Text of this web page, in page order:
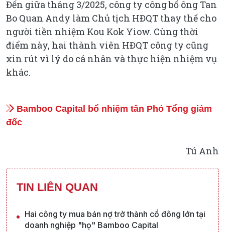
Đến giữa tháng 3/2025, công ty công bố ông Tan
Bo Quan Andy làm Chủ tịch HĐQT thay thế cho
người tiền nhiệm Kou Kok Yiow. Cùng thời
điểm này, hai thành viên HĐQT công ty cũng
xin rút vì lý do cá nhân và thực hiện nhiệm vụ
khác.
Bamboo Capital bổ nhiệm tân Phó Tổng giám
đốc
Tú Anh
TIN LIÊN QUAN
Hai công ty mua bán nợ trở thành cổ đông lớn tại
doanh nghiệp "họ" Bamboo Capital